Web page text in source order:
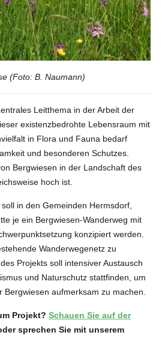
(Foto: B. Naumann)
Leitthema in der Arbeit der
existenzbedrohte Lebensraum mit
in Flora und Fauna bedarf
und besonderen Schutzes.
Bergwiesen in der Landschaft des
hoch ist.
in den Gemeinden Hermsdorf,
je ein Bergwiesen-Wanderweg mit
konzipiert werden.
Wanderwegenetz zu
Projekts soll intensiver Austausch
und Naturschutz stattfinden, um
Bergwiesen aufmerksam zu machen.
Projekt?Schauen Sie auf der
sprechen Sie mit unserem